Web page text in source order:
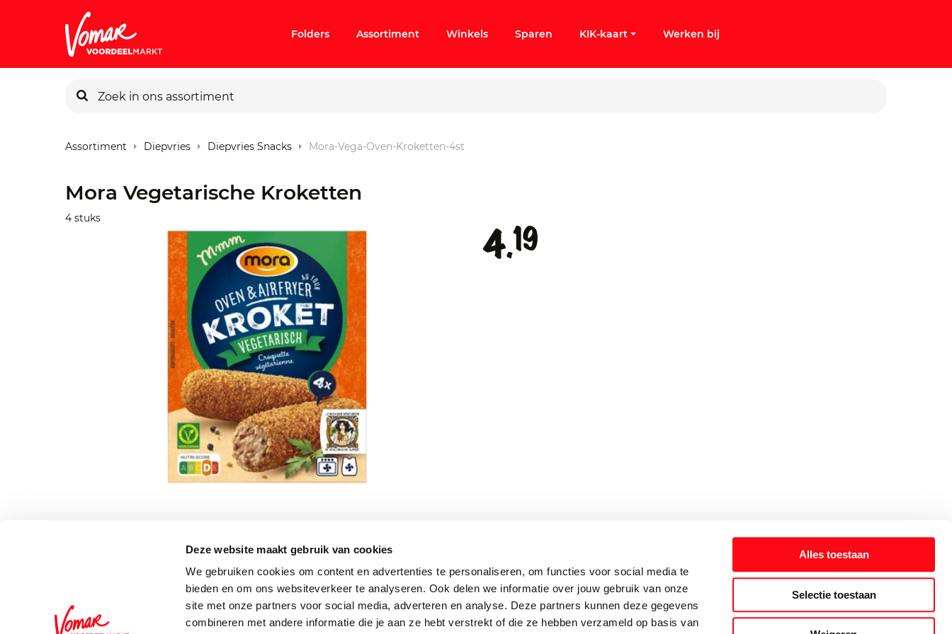
Deze website maakt gebruik van cookies
We gebruiken cookies om content en advertenties te personaliseren, om functies voor social media te
bieden en om ons websiteverkeer te analyseren. Ook delen we informatie over jouw gebruik van onze
site met onze partners voor social media, adverteren en analyse. Deze partners kunnen deze gegevens
combineren met andere informatie die je aan ze hebt verstrekt of die ze hebben verzameld op basis van
Alles toestaan
Selectie toestaan
Pincode vergeten
Folders Assortiment Winkels Sparen KIK-kaart Werken bij
Assortiment Diepvries Diepvries Snacks Mora-Vega-Oven-Kroketten-4st
Mora Vegetarische Kroketten
4 stuks
4.19
Schrijf je in voor de Vomar nieuwsbrief